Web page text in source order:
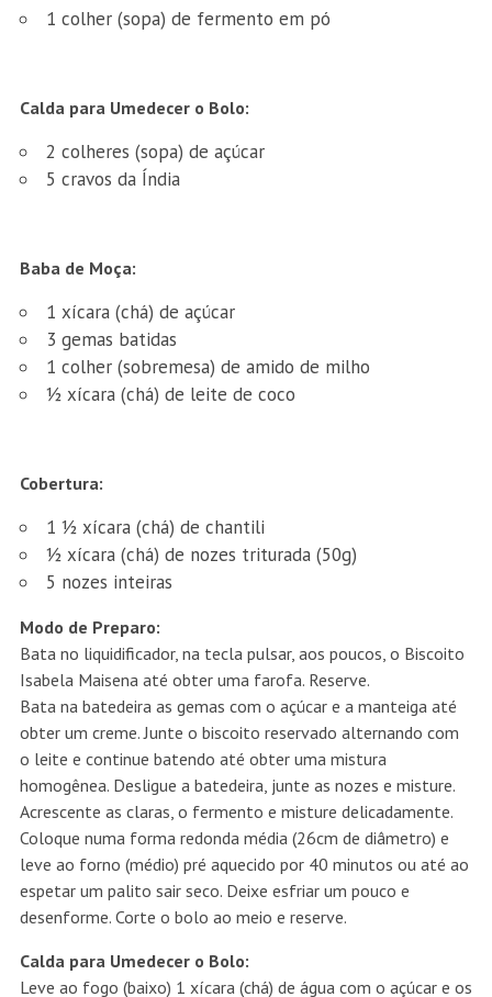
1 colher (sopa) de fermento em pó
Calda para Umedecer o Bolo:
2 colheres (sopa) de açúcar
5 cravos da Índia
Baba de Moça:
1 xícara (chá) de açúcar
3 gemas batidas
1 colher (sobremesa) de amido de milho
½ xícara (chá) de leite de coco
Cobertura:
1 ½ xícara (chá) de chantili
½ xícara (chá) de nozes triturada (50g)
5 nozes inteiras
Modo de Preparo:
Bata no liquidificador, na tecla pulsar, aos poucos, o Biscoito
Isabela Maisena até obter uma farofa. Reserve.
Bata na batedeira as gemas com o açúcar e a manteiga até
obter um creme. Junte o biscoito reservado alternando com
o leite e continue batendo até obter uma mistura
homogênea. Desligue a batedeira, junte as nozes e misture.
Acrescente as claras, o fermento e misture delicadamente.
Coloque numa forma redonda média (26cm de diâmetro) e
leve ao forno (médio) pré aquecido por 40 minutos ou até ao
espetar um palito sair seco. Deixe esfriar um pouco e
desenforme. Corte o bolo ao meio e reserve.
Calda para Umedecer o Bolo:
Leve ao fogo (baixo) 1 xícara (chá) de água com o açúcar e os